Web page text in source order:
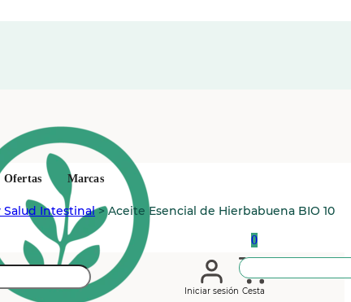
Iniciar sesión
0
Cesta
Ofertas Marcas
Salud Intestinal>Aceite Esencial de Hierbabuena BIO 10